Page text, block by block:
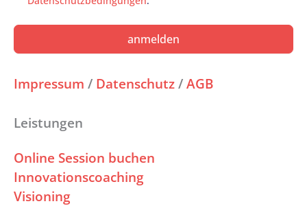
anmelden
Impressum / Datenschutz / AGB
Leistungen
Online Session buchen
Innovationscoaching
Visioning